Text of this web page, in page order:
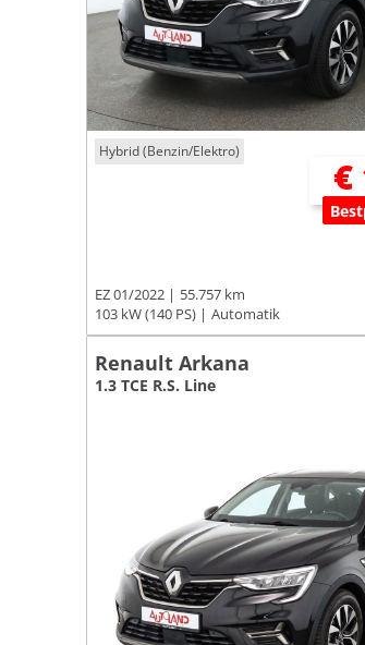
Hybrid (Benzin/Elektro)
€
EZ 01/2022
55.757 km
103 kW (140 PS)
Automatik
Renault Arkana
1.3 TCE R.S. Line